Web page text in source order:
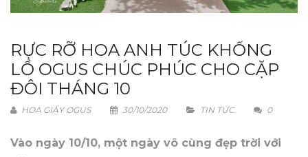
RỰC RỠ HOA ANH TÚC KHỔNG
LỒ OGUS CHÚC PHÚC CHO CẶP
ĐÔI THÁNG 10
HOA GIẤY OGUS 30/10/2020 TIN TỨC 0
Vào ngày 10/10, một ngày vô cùng đẹp trời với